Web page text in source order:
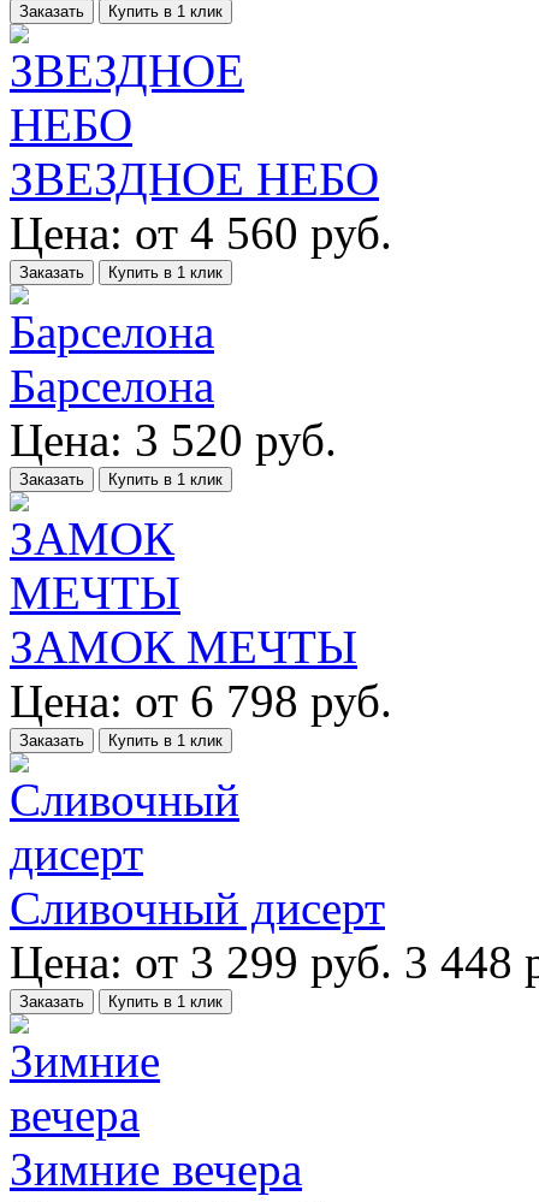
Заказать Купить в 1 клик
ЗВЕЗДНОЕ НЕБО
Цена: от 4 560 руб.
Заказать Купить в 1 клик
Барселона
Цена: 3 520 руб.
Заказать Купить в 1 клик
ЗАМОК МЕЧТЫ
Цена: от 6 798 руб.
Заказать Купить в 1 клик
Сливочный дисерт
Цена: от 3 299 руб. 3 448
Заказать Купить в 1 клик
Зимние вечера